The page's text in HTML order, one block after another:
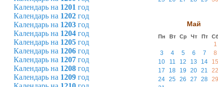
Май
Пн Вт Ср Чт Пт
1
3
4 5 6 7
8
10
11 12 13 14
15
17
18 19 20 21
22
24 25 26 27 28 29
Календарь на 1201 год
Календарь на 1202 год
Календарь на 1203 год
Календарь на 1204 год
Календарь на 1205 год
Календарь на 1206 год
Календарь на 1207 год
Календарь на 1208 год
Календарь на 1209 год